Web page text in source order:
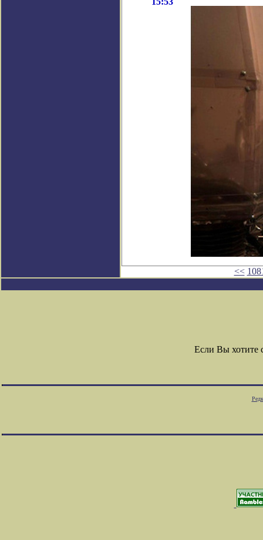
<<
Если Вы хотите